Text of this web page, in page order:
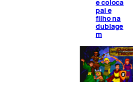
e coloca
pai e
filho na
dublage
m